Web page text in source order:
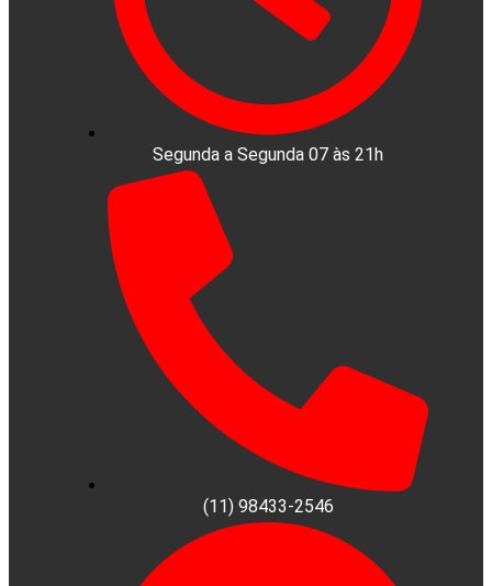
Segunda a Segunda 07 às 21h
(11) 98433-2546